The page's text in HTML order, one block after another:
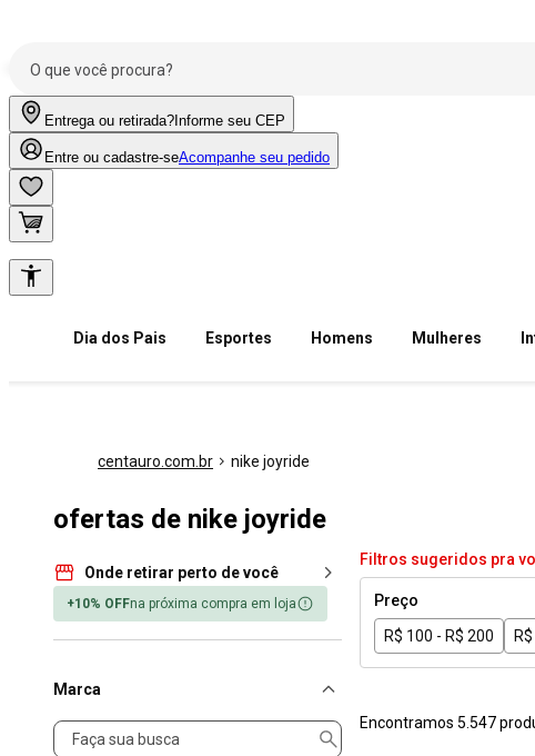
Entrega ou retirada? Informe seu CEP
Entre ou cadastre-seAcompanhe seu pedido
Dia dos Pais Esportes Homens Mulheres
centauro.com.br nike joyride
ofertas de nike joyride
Onde retirar perto de você
+10% OFFna próxima compra em loja
Marca
Marca
Filtros sugeridos pra
Preço
R$ 100 - R$ 200
Encontramos 5.547